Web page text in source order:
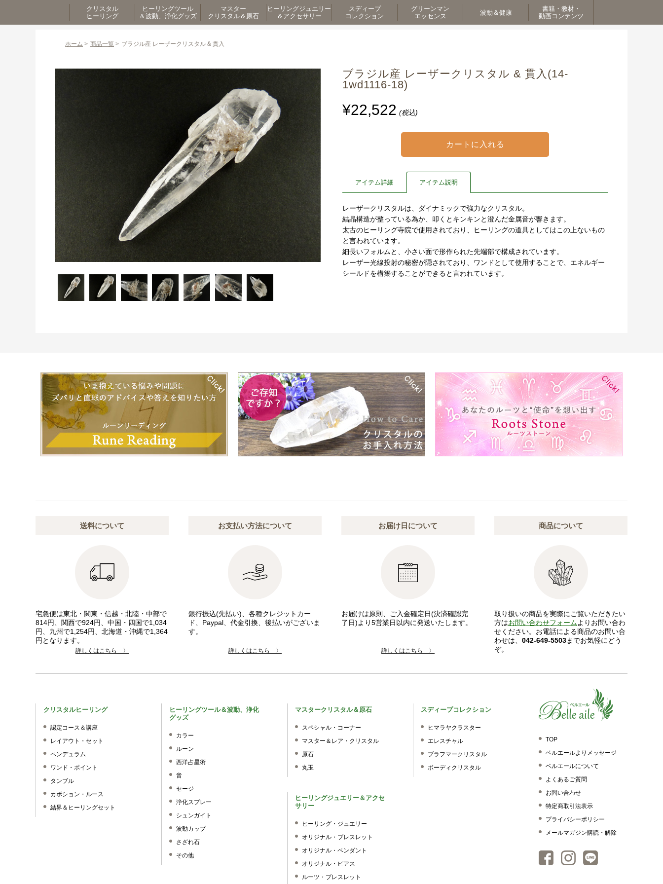
クリスタル
ヒーリング
ヒーリングツール
＆波動、浄化グッズ
マスター
クリスタル＆原石
ヒーリングジュエリー
＆アクセサリー
スディープ
コレクション
グリーンマン
エッセンス
波動＆健康
書籍・教材・
動画コンテンツ
ホーム > 商品一覧 > ブラジル産 レーザークリスタル & 貫入
ブラジル産 レーザークリスタル & 貫入(14-
1wd1116-18)
¥22,522 (税込)
アイテム詳細 アイテム説明
レーザークリスタルは、ダイナミックで強力なクリスタル。
結晶構造が整っている為か、叩くとキンキンと澄んだ金属音が響きます。
太古のヒーリング寺院で使用されており、ヒーリングの道具としてはこの上ないもの
と言われています。
細長いフォルムと、小さい面で形作られた先端部で構成されています。
レーザー光線投射の秘密が隠されており、ワンドとして使用することで、エネルギー
シールドを構築することができると言われています。
送料について
宅急便は東北・関東・信越・北陸・中部で
814円、関西で924円、中国・四国で1,034
円、九州で1,254円、北海道・沖縄で1,364
円となります。
詳しくはこちら 〉
お支払い方法について
銀行振込(先払い)、各種クレジットカー
ド、Paypal、代金引換、後払いがございま
す。
詳しくはこちら 〉
お届け日について
お届けは原則、ご入金確定日(決済確認完
了日)より5営業日以内に発送いたします。
詳しくはこちら 〉
商品について
取り扱いの商品を実際にご覧いただきたい
方はお問い合わせフォームよりお問い合わ
せください。お電話による商品のお問い合
わせは、 042-649-5503までお気軽にどう
ぞ。
TOP
ベルエールよりメッセージ
ベルエールについて
よくあるご質問
お問い合わせ
特定商取引法表示
プライバシーポリシー
メールマガジン購読・解除
クリスタルヒーリング
認定コース＆講座
レイアウト・セット
ペンデュラム
ワンド・ポイント
タンブル
カボション・ルース
結界＆ヒーリングセット
ヒーリングツール＆波動、浄化
グッズ
カラー
ルーン
西洋占星術
音
セージ
浄化スプレー
シュンガイト
波動カップ
さざれ石
その他
マスタークリスタル＆原石
スペシャル・コーナー
マスター＆レア・クリスタル
原石
丸玉
ヒーリングジュエリー＆アクセ
サリー
ヒーリング・ジュエリー
オリジナル・ブレスレット
オリジナル・ペンダント
オリジナル・ピアス
ルーツ・ブレスレット
スディープコレクション
ヒマラヤクラスター
エレスチャル
ブラフマークリスタル
ボーディクリスタル